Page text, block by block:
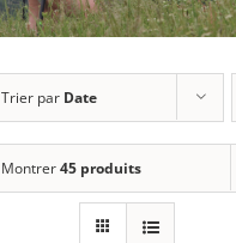
Trier par Date
Montrer45 produits